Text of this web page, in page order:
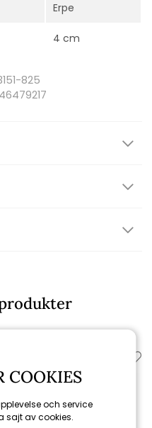
Erpe
4 cm
825
till 16/8
COOKIES
och service
sajt av cookies.